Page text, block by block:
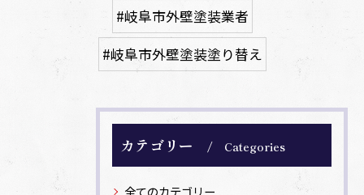
#岐阜市外壁塗装業者
#岐阜市外壁塗装塗り替え
カテゴリー Categories
全てのカテゴリー